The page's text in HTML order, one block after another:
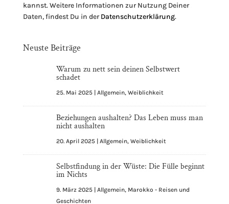
e
r
t
kannst. Weitere Informationen zur Nutzung Deiner
Daten, findest Du in derDatenschutzerklärung.
Neuste Beiträge
Warum zu nett sein deinen Selbstwert
schadet
25. Mai 2025| Allgemein, Weiblichkeit
Beziehungen aushalten? Das Leben muss man
nicht aushalten
20. April 2025| Allgemein, Weiblichkeit
Selbstfindung in der Wüste: Die Fülle beginnt
im Nichts
9. März 2025| Allgemein, Marokko - Reisen und
Geschichten